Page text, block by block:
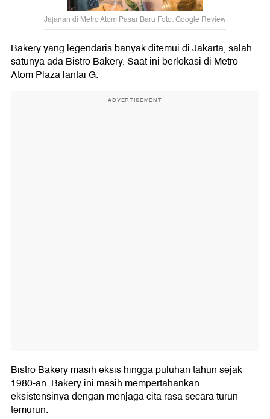
Jajanan di Metro Atom Pasar Baru Foto: Google Review
Bakery yang legendaris banyak ditemui di Jakarta, salah
satunya ada Bistro Bakery. Saat ini berlokasi di Metro
Atom Plaza lantai G.
ADVERTISEMENT
Bistro Bakery masih eksis hingga puluhan tahun sejak
1980-an. Bakery ini masih mempertahankan
eksistensinya dengan menjaga cita rasa secara turun
temurun.